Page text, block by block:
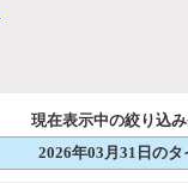
現在表示中の絞り込
2026年03月31日の